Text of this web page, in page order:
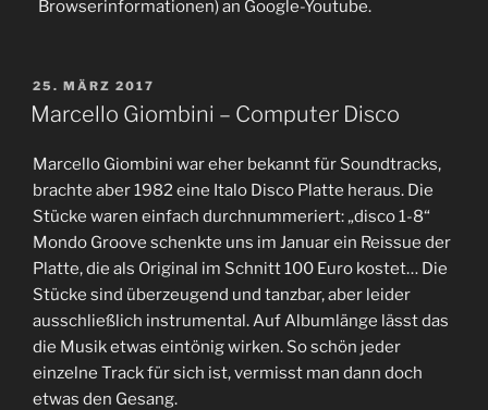
Browserinformationen) an Google-Youtube.
VERÖFFENTLICHT
AM
25. MÄRZ 2017
Marcello Giombini – Computer Disco
Marcello Giombini war eher bekannt für Soundtracks,
brachte aber 1982 eine Italo Disco Platte heraus. Die
Stücke waren einfach durchnummeriert: „disco 1-8“
Mondo Groove schenkte uns im Januar ein Reissue der
Platte, die als Original im Schnitt 100 Euro kostet… Die
Stücke sind überzeugend und tanzbar, aber leider
ausschließlich instrumental. Auf Albumlänge lässt das
die Musik etwas eintönig wirken. So schön jeder
einzelne Track für sich ist, vermisst man dann doch
etwas den Gesang.